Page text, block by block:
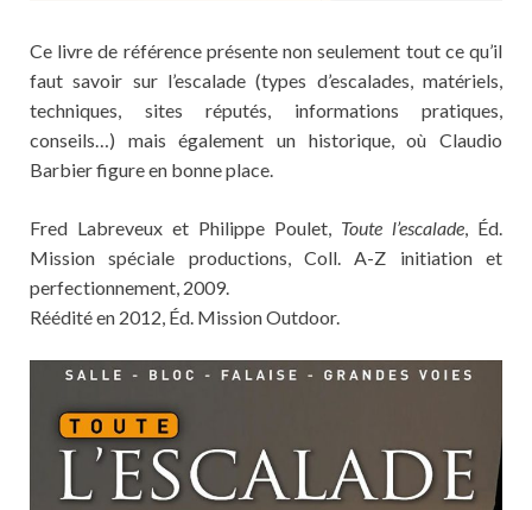
Ce livre de référence présente non seulement tout ce qu’il
faut savoir sur l’escalade (types d’escalades, matériels,
techniques, sites réputés, informations pratiques,
conseils…) mais également un historique, où Claudio
Barbier figure en bonne place.
Fred Labreveux et Philippe Poulet, Toute l’escalade, Éd.
Mission spéciale productions, Coll. A-Z initiation et
perfectionnement, 2009.
Réédité en 2012, Éd. Mission Outdoor.